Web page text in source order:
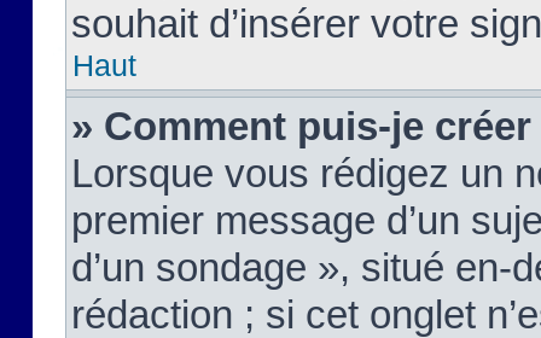
souhait d’insérer votre
Haut
» Comment puis-je
Lorsque vous rédigez un
premier message d’un
d’un sondage », situé en-
rédaction ; si cet onglet